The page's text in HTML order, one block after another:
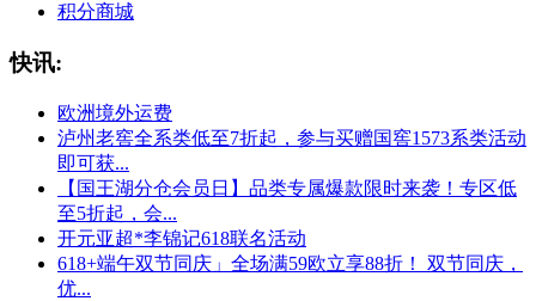
积分商城
快讯:
欧洲境外运费
泸州老窖全系类低至7折起，参与买赠国窖1573系类活动
即可获...
【国王湖分仓会员日】品类专属爆款限时来袭！专区低
至5折起，会...
开元亚超*李锦记618联名活动
618+端午双节同庆」全场满59欧立享88折！ 双节同庆，
优...